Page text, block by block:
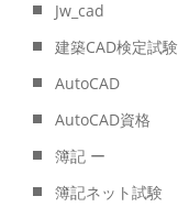
Jw_cad
建築CAD検定試験
AutoCAD
AutoCAD資格
簿記 ー
簿記ネット試験